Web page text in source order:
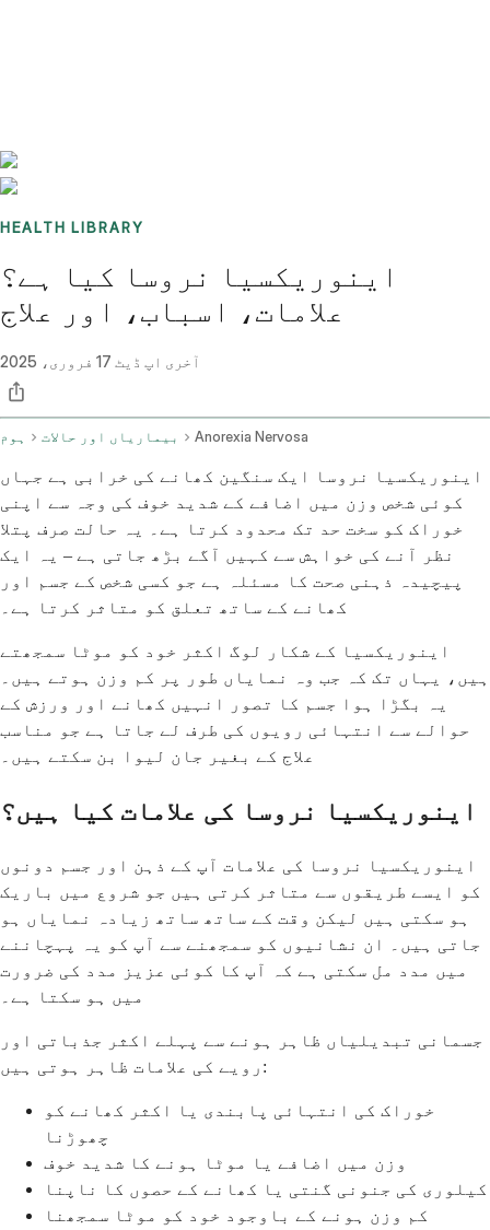
HEALTH LIBRARY
اینوریکسیا نروسا کیا ہے؟
علامات، اسباب، اور علاج
آخری اپ ڈیٹ 17 فروری، 2025
ہوم بیماریاں اور حالات Anorexia Nervosa
اینوریکسیا نروسا ایک سنگین کھانے کی خرابی ہے جہاں
کوئی شخص وزن میں اضافے کے شدید خوف کی وجہ سے اپنی
خوراک کو سخت حد تک محدود کرتا ہے۔ یہ حالت صرف پتلا
نظر آنے کی خواہش سے کہیں آگے بڑھ جاتی ہے – یہ ایک
پیچیدہ ذہنی صحت کا مسئلہ ہے جو کسی شخص کے جسم اور
کھانے کے ساتھ تعلق کو متاثر کرتا ہے۔
اینوریکسیا کے شکار لوگ اکثر خود کو موٹا سمجھتے
ہیں، یہاں تک کہ جب وہ نمایاں طور پر کم وزن ہوتے ہیں۔
یہ بگڑا ہوا جسم کا تصور انہیں کھانے اور ورزش کے
حوالے سے انتہائی رویوں کی طرف لے جاتا ہے جو مناسب
علاج کے بغیر جان لیوا بن سکتے ہیں۔
اینوریکسیا نروسا کی علامات کیا ہیں؟
اینوریکسیا نروسا کی علامات آپ کے ذہن اور جسم دونوں
کو ایسے طریقوں سے متاثر کرتی ہیں جو شروع میں باریک
ہو سکتی ہیں لیکن وقت کے ساتھ ساتھ زیادہ نمایاں ہو
جاتی ہیں۔ ان نشانیوں کو سمجھنے سے آپ کو یہ پہچاننے
میں مدد مل سکتی ہے کہ آپ کا کوئی عزیز مدد کی ضرورت
میں ہو سکتا ہے۔
جسمانی تبدیلیاں ظاہر ہونے سے پہلے اکثر جذباتی اور
رویے کی علامات ظاہر ہوتی ہیں:
خوراک کی انتہائی پابندی یا اکثر کھانے کو
چھوڑنا
وزن میں اضافے یا موٹا ہونے کا شدید خوف
کیلوری کی جنونی گنتی یا کھانے کے حصوں کا ناپنا
کم وزن ہونے کے باوجود خود کو موٹا سمجھنا